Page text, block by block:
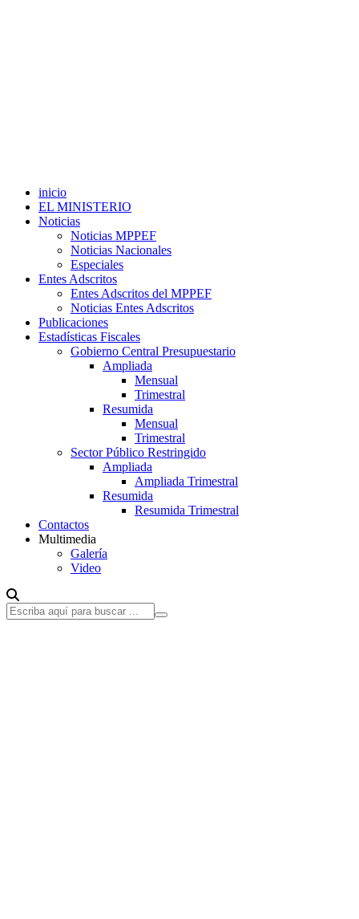
inicio
EL MINISTERIO
Noticias
Noticias MPPEF
Noticias Nacionales
Especiales
Entes Adscritos
Entes Adscritos del MPPEF
Noticias Entes Adscritos
Publicaciones
Estadísticas Fiscales
Gobierno Central Presupuestario
Ampliada
Mensual
Trimestral
Resumida
Mensual
Trimestral
Sector Público Restringido
Ampliada
Ampliada Trimestral
Resumida
Resumida Trimestral
Contactos
Multimedia
Galería
Video